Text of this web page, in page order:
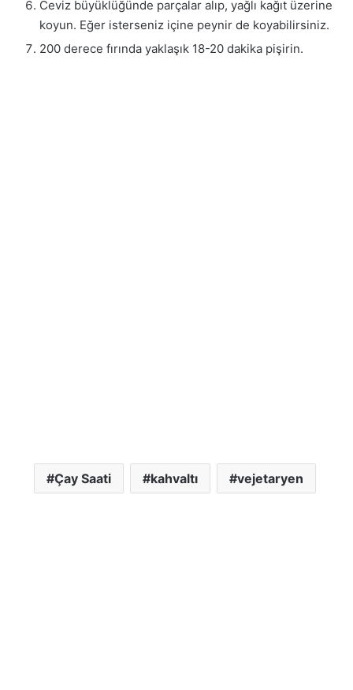
Ceviz büyüklüğünde parçalar alıp, yağlı kağıt üzerine
koyun. Eğer isterseniz içine peynir de koyabilirsiniz.
200 derece fırında yaklaşık 18-20 dakika pişirin.
Çay Saati kahvaltı vejetaryen